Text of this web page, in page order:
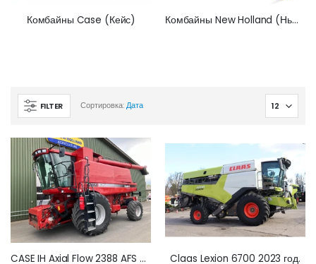
Комбайны Case (Кейс) Комбайны New Holland (Нью Холланд)
FILTER Сортировка:Дата
CASE IH Axial Flow 2388 AFS 2008 г. Claas Lexion 6700 2023 год.